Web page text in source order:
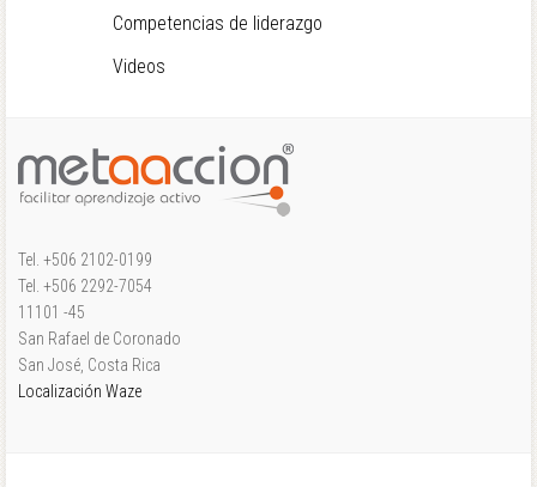
Competencias de liderazgo
Videos
Tel. +506 2102-0199
Tel. +506 2292-7054
11101 -45
San Rafael de Coronado
San José, Costa Rica
Localización Waze